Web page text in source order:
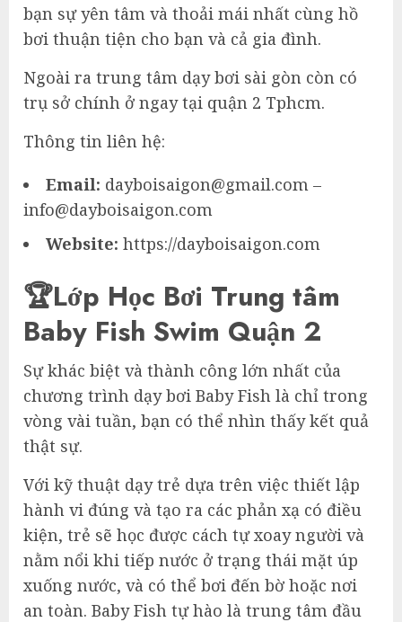
bạn sự yên tâm và thoải mái nhất cùng hồ
bơi thuận tiện cho bạn và cả gia đình.
Ngoài ra trung tâm dạy bơi sài gòn còn có
trụ sở chính ở ngay tại quận 2 Tphcm.
Thông tin liên hệ:
Email: dayboisaigon@gmail.com –
info@dayboisaigon.com
Website: https://dayboisaigon.com
🏆Lớp Học Bơi Trung tâm
Baby Fish Swim Quận 2
Sự khác biệt và thành công lớn nhất của
chương trình dạy bơi Baby Fish là chỉ trong
vòng vài tuần, bạn có thể nhìn thấy kết quả
thật sự.
Với kỹ thuật dạy trẻ dựa trên việc thiết lập
hành vi đúng và tạo ra các phản xạ có điều
kiện, trẻ sẽ học được cách tự xoay người và
nằm nổi khi tiếp nước ở trạng thái mặt úp
xuống nước, và có thể bơi đến bờ hoặc nơi
an toàn. Baby Fish tự hào là trung tâm đầu